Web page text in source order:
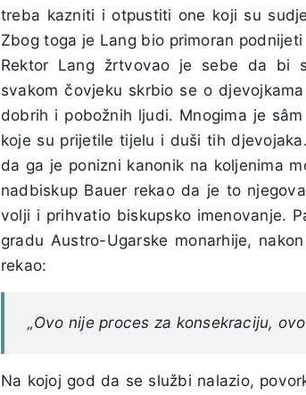
treba kazniti i otpustiti one koji su
Zbog toga je Lang bio primoran
Rektor Lang žrtvovao je sebe da bi
svakom čovjeku skrbio se o
dobrih i pobožnih ljudi. Mnogima je
koje su prijetile tijelu i duši tih
da ga je ponizni kanonik na koljenima
nadbiskup Bauer rekao da je to
volji i prihvatio biskupsko imenovanje.
gradu Austro-Ugarske monarhije,
rekao:
„Ovo nije proces za konsekraciju,
Na kojoj god da se službi nalazio,